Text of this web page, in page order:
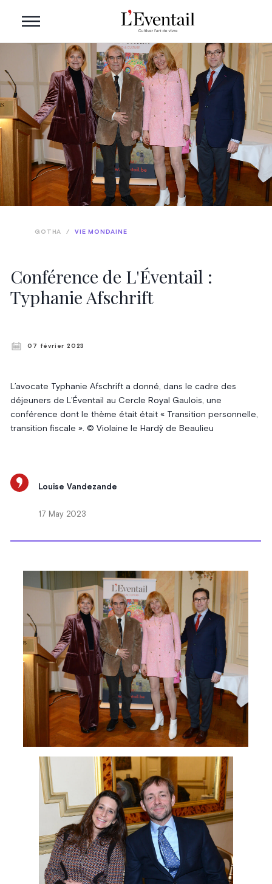
Conférence de L'Éventail :
Typhanie Afschrift
GOTHA / VIE MONDAINE
07 février 2023
L’avocate Typhanie Afschrift a donné, dans le cadre des
déjeuners de L’Éventail au Cercle Royal Gaulois, une
conférence dont le thème était était « Transition personnelle,
transition fiscale ». © Violaine le Hardÿ de Beaulieu
Louise Vandezande
17 May 2023